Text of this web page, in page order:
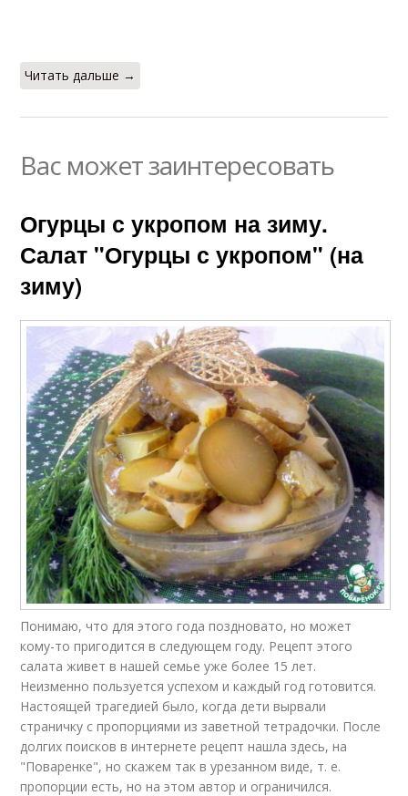
Читать дальше →
Вас может заинтересовать
Огурцы с укропом на зиму.
Салат "Огурцы с укропом" (на
зиму)
Понимаю, что для этого года поздновато, но может
кому-то пригодится в следующем году. Рецепт этого
салата живет в нашей семье уже более 15 лет.
Неизменно пользуется успехом и каждый год готовится.
Настоящей трагедией было, когда дети вырвали
страничку с пропорциями из заветной тетрадочки. После
долгих поисков в интернете рецепт нашла здесь, на
"Поваренке", но скажем так в урезанном виде, т. е.
пропорции есть, но на этом автор и ограничился.